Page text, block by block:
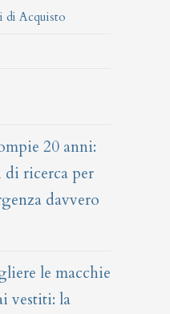
di Acquisto
20 anni:
di ricerca per
davvero
le macchie
vestiti: la